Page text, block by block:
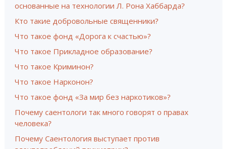
основанные на технологии Л. Рона Хаббарда?
Кто такие добровольные священники?
Что такое фонд «Дорога к счастью»?
Что такое Прикладное образование?
Что такое Криминон?
Что такое Нарконон?
Что такое фонд «За мир без наркотиков»?
Почему саентологи так много говорят о правах
человека?
Почему Саентология выступает против